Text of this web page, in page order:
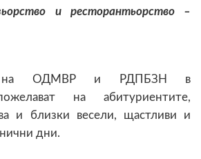
и ресторантьорство –
на ОДМВР и РДПБЗН в
на абитуриентите,
и близки весели, щастливи и
дни.